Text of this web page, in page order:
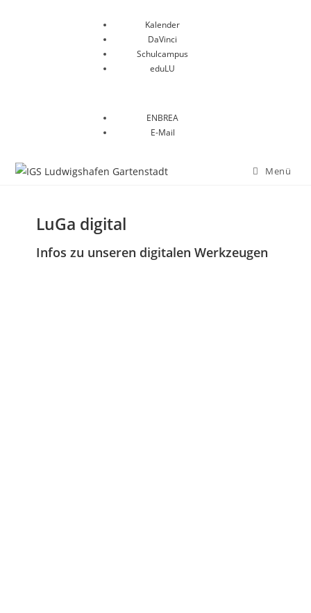
Kalender
DaVinci
Schulcampus
eduLU
ENBREA
E-Mail
Menü
LuGa digital
Infos zu unseren digitalen Werkzeugen